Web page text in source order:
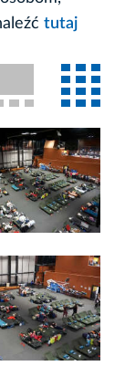
tutaj